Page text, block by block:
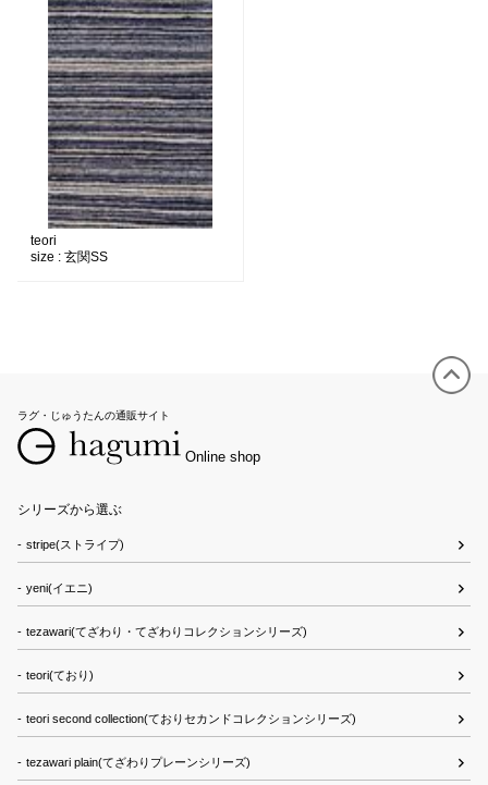
teori
size : 玄関SS
ラグ・じゅうたんの通販サイト
Online shop
シリーズから選ぶ
stripe(ストライプ)
yeni(イエニ)
tezawari(てざわり・てざわりコレクションシリーズ)
teori(ており)
teori second collection(ておりセカンドコレクションシリーズ)
tezawari plain(てざわりプレーンシリーズ)